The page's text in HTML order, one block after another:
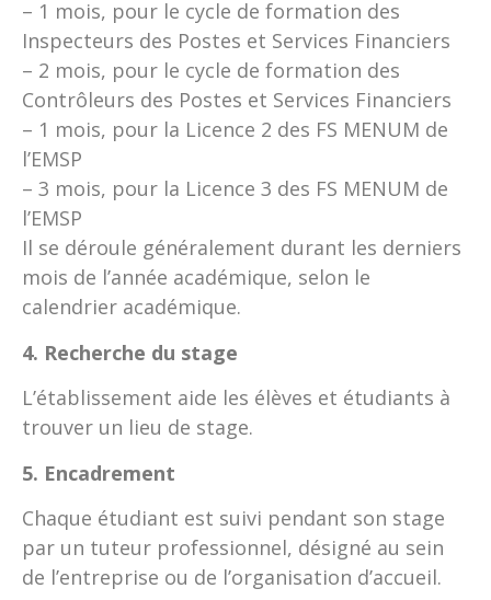
– 1 mois, pour le cycle de formation des
Inspecteurs des Postes et Services Financiers
– 2 mois, pour le cycle de formation des
Contrôleurs des Postes et Services Financiers
– 1 mois, pour la Licence 2 des FS MENUM de
l’EMSP
– 3 mois, pour la Licence 3 des FS MENUM de
l’EMSP
Il se déroule généralement durant les derniers
mois de l’année académique, selon le
calendrier académique.
4. Recherche du stage
L’établissement aide les élèves et étudiants à
trouver un lieu de stage.
5. Encadrement
Chaque étudiant est suivi pendant son stage
par un tuteur professionnel, désigné au sein
de l’entreprise ou de l’organisation d’accueil.